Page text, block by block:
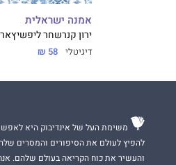
אמנה ישראלית
ירון קנרשחר ליפשיץ
דיגיטלי 58 ₪
משימת העל של אינדיבוק היא
להפיץ לעולם את הסיפורים והמסרים
והעשיר את כוח הקריאה בעולם שלהם.